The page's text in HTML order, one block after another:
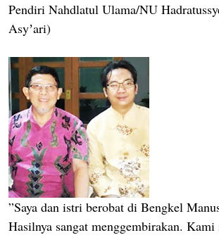
Pendiri Nahdlatul Ulama/NU
Asyʼari)
”Saya dan istri berobat di Bengkel
Hasilnya sangat menggembirakan. Kami